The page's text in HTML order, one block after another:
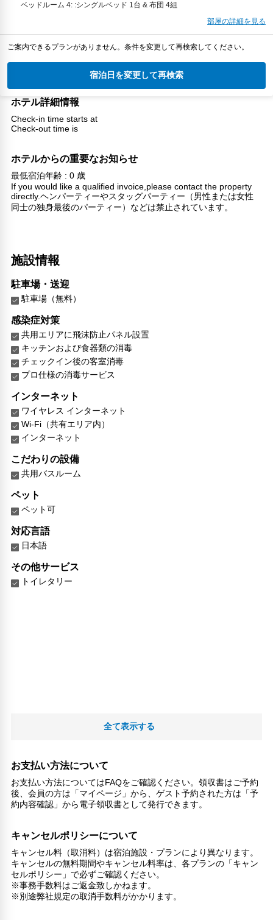
ベッドルーム 4: :シングルベッド 1台 & 布団 4組
部屋の詳細を見る
ご案内できるプランがありません。条件を変更して再検索してください。
宿泊日を変更して再検索
ホテル詳細情報
Check-in time starts at
Check-out time is
ホテルからの重要なお知らせ
最低宿泊年齢 : 0 歳
If you would like a qualified invoice,please contact the property
directly.ヘンパーティーやスタッグパーティー（男性または女性
同士の独身最後のパーティー）などは禁止されています。
施設情報
駐車場・送迎
駐車場（無料）
感染症対策
共用エリアに飛沫防止パネル設置
キッチンおよび食器類の消毒
チェックイン後の客室消毒
プロ仕様の消毒サービス
インターネット
ワイヤレス インターネット
Wi-Fi（共有エリア内）
インターネット
こだわりの設備
共用バスルーム
ペット
ペット可
対応言語
日本語
その他サービス
トイレタリー
全て表示する
お支払い方法について
お支払い方法についてはFAQをご確認ください。領収書はご予約
後、会員の方は「マイページ」から、ゲスト予約された方は「予
約内容確認」から電子領収書として発行できます。
キャンセルポリシーについて
キャンセル料（取消料）は宿泊施設・プランにより異なります。
キャンセルの無料期間やキャンセル料率は、各プランの「キャン
セルポリシー」で必ずご確認ください。
※事務手数料はご返金致しかねます。
※別途弊社規定の取消手数料がかかります。